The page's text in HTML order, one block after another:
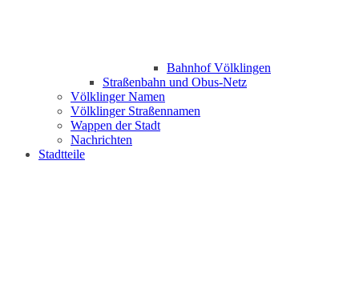
Bahnhof Völklingen
Straßenbahn und Obus-Netz
Völklinger Namen
Völklinger Straßennamen
Wappen der Stadt
Nachrichten
Stadtteile